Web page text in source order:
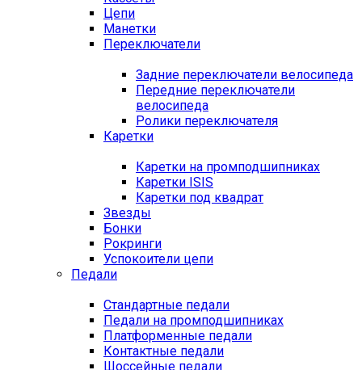
Цепи
Манетки
Переключатели
Задние переключатели велосипеда
Передние переключатели
велосипеда
Ролики переключателя
Каретки
Каретки на промподшипниках
Каретки ISIS
Каретки под квадрат
Звезды
Бонки
Рокринги
Успокоители цепи
Педали
Стандартные педали
Педали на промподшипниках
Платформенные педали
Контактные педали
Шоссейные педали